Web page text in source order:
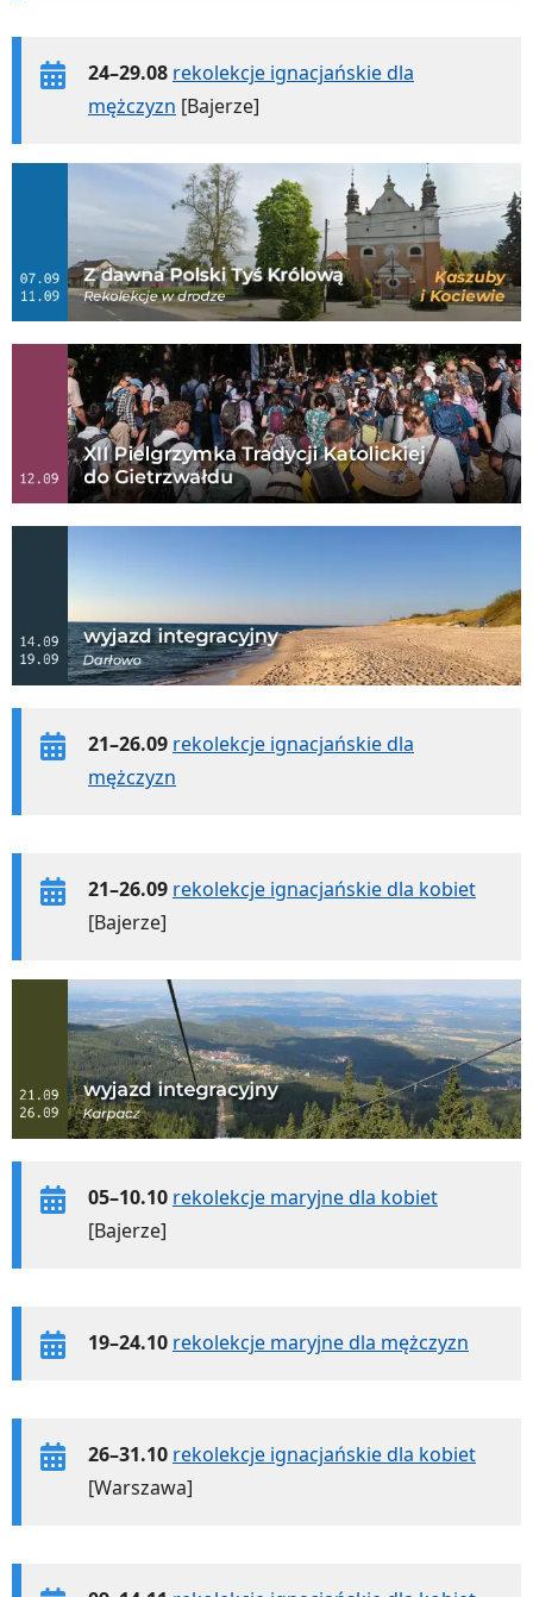
24–29.08 rekolekcje ignacjańskie dla
mężczyzn [Bajerze]
21–26.09 rekolekcje ignacjańskie dla
mężczyzn
21–26.09 rekolekcje ignacjańskie dla kobiet
[Bajerze]
05–10.10 rekolekcje maryjne dla kobiet
[Bajerze]
19–24.10 rekolekcje maryjne dla mężczyzn
26–31.10 rekolekcje ignacjańskie dla kobiet
[Warszawa]